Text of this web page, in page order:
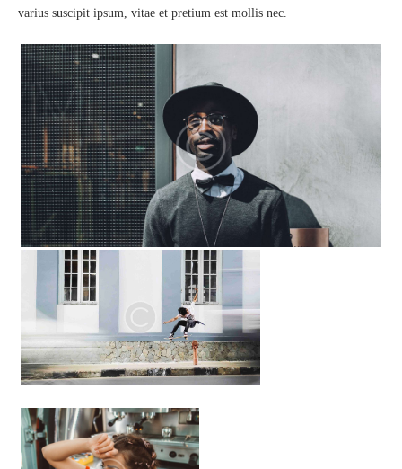
varius suscipit ipsum, vitae et pretium est mollis nec.